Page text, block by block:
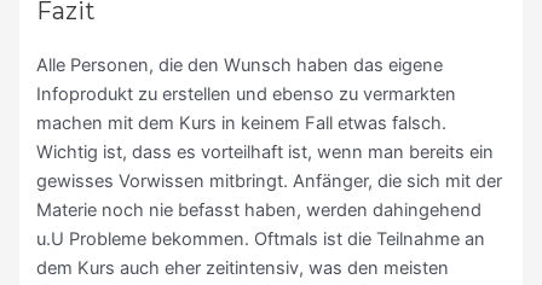
Fazit
Alle Personen, die den Wunsch haben das eigene
Infoprodukt zu erstellen und ebenso zu vermarkten
machen mit dem Kurs in keinem Fall etwas falsch.
Wichtig ist, dass es vorteilhaft ist, wenn man bereits ein
gewisses Vorwissen mitbringt. Anfänger, die sich mit der
Materie noch nie befasst haben, werden dahingehend
u.U Probleme bekommen. Oftmals ist die Teilnahme an
dem Kurs auch eher zeitintensiv, was den meisten